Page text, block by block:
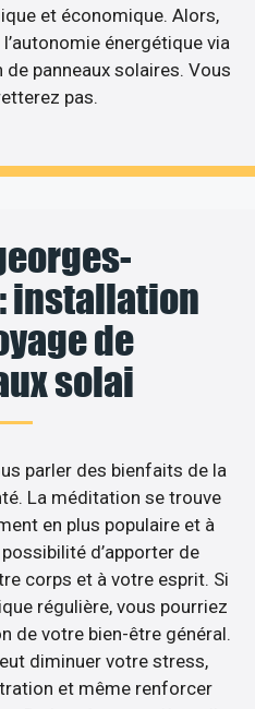
et économique. Alors,
énergétique via
panneaux solaires. Vous
pas.
installation
de
solai
parler des bienfaits de la
La méditation se trouve
en plus populaire et à
d’apporter de
corps et à votre esprit. Si
régulière, vous pourriez
de votre bien-être général.
diminuer votre stress,
et même renforcer